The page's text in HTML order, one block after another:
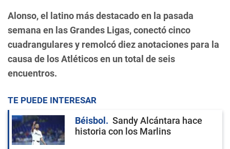
Alonso, el latino más destacado en la pasada
semana en las Grandes Ligas, conectó cinco
cuadrangulares y remolcó diez anotaciones para la
causa de los Atléticos en un total de seis
encuentros.
TE PUEDE INTERESAR
Béisbol
Sandy Alcántara hace
historia con los Marlins